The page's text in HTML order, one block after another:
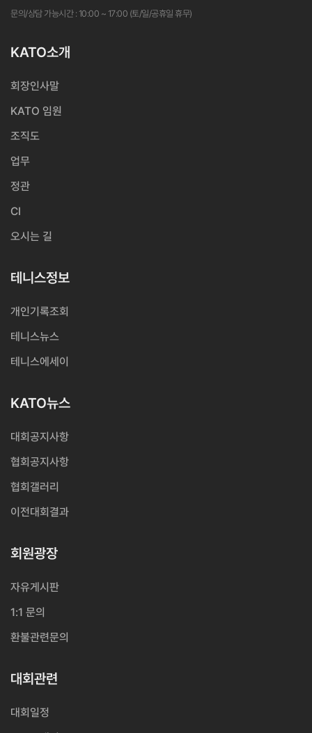
문의/상담 가능시간 : 10:00 ~ 17:00 (토/일/공휴일 휴무)
KATO소개
회장인사말
KATO 임원
조직도
업무
정관
CI
오시는 길
테니스정보
개인기록조회
테니스뉴스
테니스에세이
KATO뉴스
대회공지사항
협회공지사항
협회갤러리
이전대회결과
회원광장
자유게시판
1:1 문의
환불관련문의
대회관련
대회일정